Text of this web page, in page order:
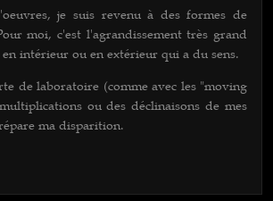
je suis revenu à des formes de
moi, c'est l'agrandissement très grand
intérieur ou en extérieur qui a du sens.
de laboratoire (comme avec les "moving
ou des déclinaisons de mes
ma disparition.